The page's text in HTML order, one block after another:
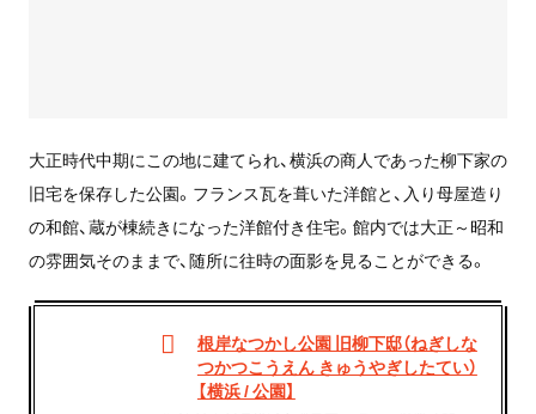
大正時代中期にこの地に建てられ、横浜の商人であった柳下家の
旧宅を保存した公園。フランス瓦を葺いた洋館と、入り母屋造り
の和館、蔵が棟続きになった洋館付き住宅。館内では大正～昭和
の雰囲気そのままで、随所に往時の面影を見ることができる。
根岸なつかし公園 旧柳下邸（ねぎしな
つかつこうえん きゅうやぎしたてい）
【横浜 / 公園】